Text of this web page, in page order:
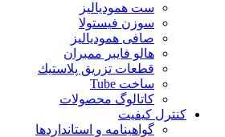
ست همودیالیز
سوزن فیستولا
صافی همودیالیز
هالو فایبر ممبران
قطعات تزريق پلاستيك
ساخت Tube
کاتالوگ محصولات
کنترل کیفیت
گواهينامه و استانداردها